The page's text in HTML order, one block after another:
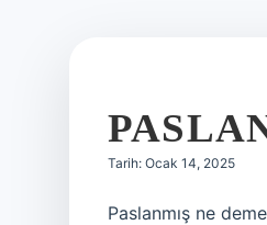
Tarih: Ocak 14, 2025
Paslanmış ne